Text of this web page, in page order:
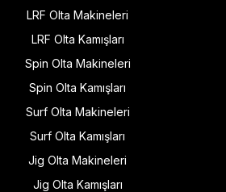
LRF Olta Makineleri
LRF Olta Kamışları
Spin Olta Makineleri
Spin Olta Kamışları
Surf Olta Makineleri
Surf Olta Kamışları
Jig Olta Makineleri
Jig Olta Kamışları